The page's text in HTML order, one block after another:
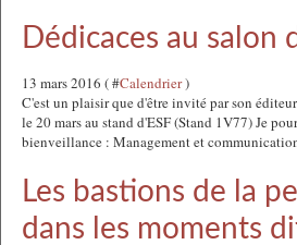
Dédicaces au salon
13 mars 2016 ( #Calendrier)
C'est un plaisir que d'être invité par son
le 20 mars au stand d'ESF (Stand 1V77) Je
bienveillance : Management et
Les bastions de la
dans les moments